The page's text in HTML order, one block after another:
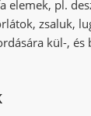
elemek, pl.
zsaluk,
kül-,